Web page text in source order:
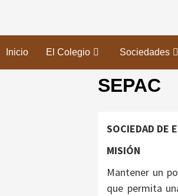
contenido
Inicio El Colegio Sociedades
SEPAC
SOCIEDAD DE
MISIÓN
Mantener un
que permita